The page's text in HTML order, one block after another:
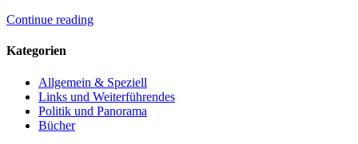
Continue reading
Kategorien
Allgemein & Speziell
Links und Weiterführendes
Politik und Panorama
Bücher